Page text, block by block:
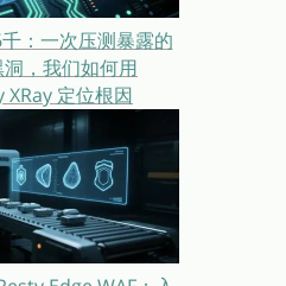
：一次压测暴露的
，我们如何用
XRay 定位根因